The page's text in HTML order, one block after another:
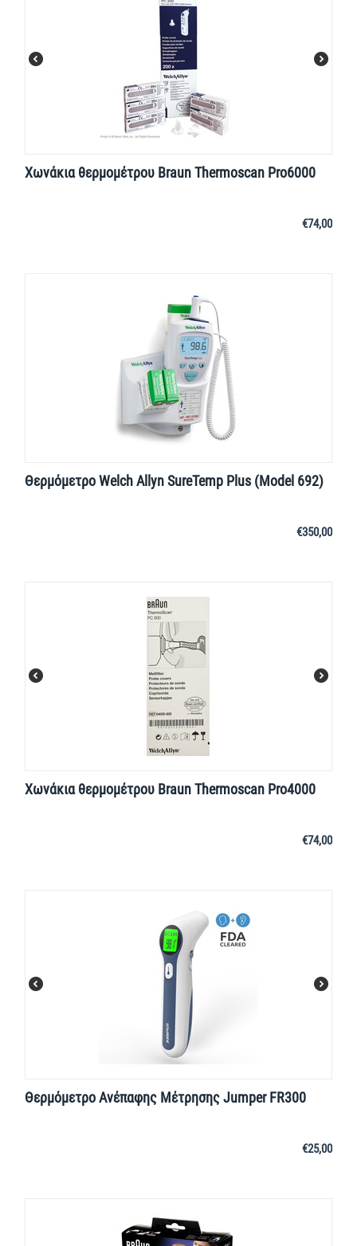
Χωνάκια θερμομέτρου Braun Thermoscan Pro6000
€74,00
Θερμόμετρο Welch Allyn SureTemp Plus (Model 692)
€350,00
Χωνάκια θερμομέτρου Braun Thermoscan Pro4000
€74,00
Θερμόμετρο Ανέπαφης Μέτρησης Jumper FR300
€25,00